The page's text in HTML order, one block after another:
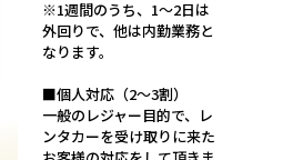
※1週間のうち、1～2日は
外回りで、他は内勤業務と
なります。
■個人対応（2～3割）
一般のレジャー目的で、レ
ンタカーを受け取りに来た